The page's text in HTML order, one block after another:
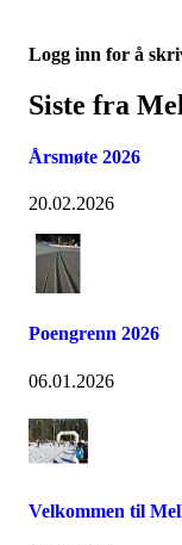
Logg inn for å
Siste fra
Årsmøte 2026
20.02.2026
Poengrenn 2026
06.01.2026
Velkommen til